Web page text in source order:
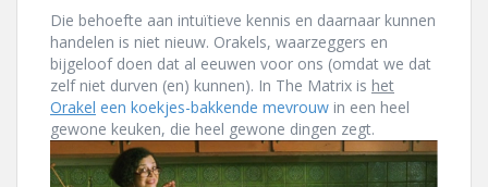
Die behoefte aan intuïtieve kennis en daarnaar kunnen
handelen is niet nieuw. Orakels, waarzeggers en
bijgeloof doen dat al eeuwen voor ons (omdat we dat
zelf niet durven (en) kunnen). In The Matrix is het
Orakel een koekjes-bakkende mevrouw in een heel
gewone keuken, die heel gewone dingen zegt.